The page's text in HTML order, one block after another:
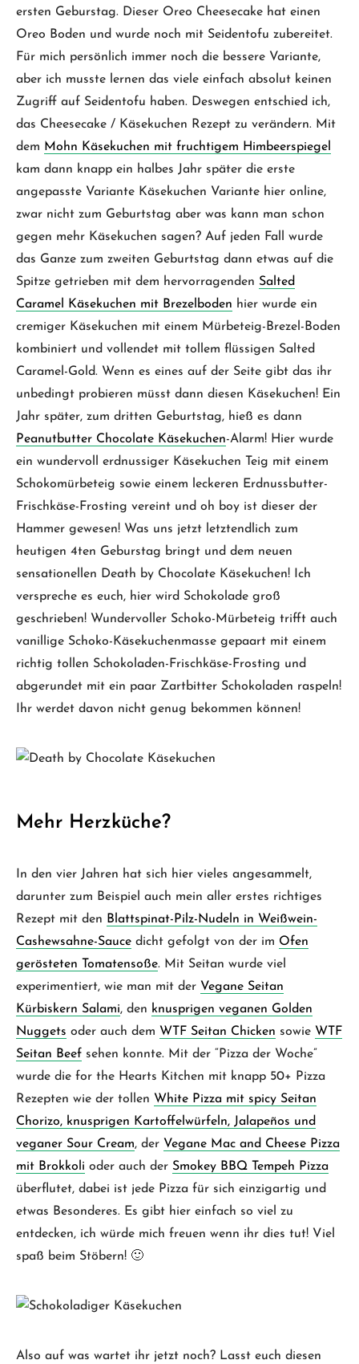
ersten Geburstag. Dieser Oreo Cheesecake hat einen
Oreo Boden und wurde noch mit Seidentofu zubereitet.
Für mich persönlich immer noch die bessere Variante,
aber ich musste lernen das viele einfach absolut keinen
Zugriff auf Seidentofu haben. Deswegen entschied ich,
das Cheesecake / Käsekuchen Rezept zu verändern. Mit
dem Mohn Käsekuchen mit fruchtigem Himbeerspiegel
kam dann knapp ein halbes Jahr später die erste
angepasste Variante Käsekuchen Variante hier online,
zwar nicht zum Geburtstag aber was kann man schon
gegen mehr Käsekuchen sagen? Auf jeden Fall wurde
das Ganze zum zweiten Geburtstag dann etwas auf die
Spitze getrieben mit dem hervorragenden Salted
Caramel Käsekuchen mit Brezelboden hier wurde ein
cremiger Käsekuchen mit einem Mürbeteig-Brezel-Boden
kombiniert und vollendet mit tollem flüssigen Salted
Caramel-Gold. Wenn es eines auf der Seite gibt das ihr
unbedingt probieren müsst dann diesen Käsekuchen! Ein
Jahr später, zum dritten Geburtstag, hieß es dann
Peanutbutter Chocolate Käsekuchen-Alarm! Hier wurde
ein wundervoll erdnussiger Käsekuchen Teig mit einem
Schokomürbeteig sowie einem leckeren Erdnussbutter-
Frischkäse-Frosting vereint und oh boy ist dieser der
Hammer gewesen! Was uns jetzt letztendlich zum
heutigen 4ten Geburstag bringt und dem neuen
sensationellen Death by Chocolate Käsekuchen! Ich
verspreche es euch, hier wird Schokolade groß
geschrieben! Wundervoller Schoko-Mürbeteig trifft auch
vanillige Schoko-Käsekuchenmasse gepaart mit einem
richtig tollen Schokoladen-Frischkäse-Frosting und
abgerundet mit ein paar Zartbitter Schokoladen raspeln!
Ihr werdet davon nicht genug bekommen können!
Mehr Herzküche?
In den vier Jahren hat sich hier vieles angesammelt,
darunter zum Beispiel auch mein aller erstes richtiges
Rezept mit den Blattspinat-Pilz-Nudeln in Weißwein-
Cashewsahne-Sauce dicht gefolgt von der im Ofen
gerösteten Tomatensoße. Mit Seitan wurde viel
experimentiert, wie man mit der Vegane Seitan
Kürbiskern Salami, den knusprigen veganen Golden
Nuggets oder auch dem WTF Seitan Chicken sowie WTF
Seitan Beef sehen konnte. Mit der “Pizza der Woche”
wurde die for the Hearts Kitchen mit knapp 50+ Pizza
Rezepten wie der tollen White Pizza mit spicy Seitan
Chorizo, knusprigen Kartoffelwürfeln, Jalapeños und
veganer Sour Cream, der Vegane Mac and Cheese Pizza
mit Brokkoli oder auch der Smokey BBQ Tempeh Pizza
überflutet, dabei ist jede Pizza für sich einzigartig und
etwas Besonderes. Es gibt hier einfach so viel zu
entdecken, ich würde mich freuen wenn ihr dies tut! Viel
spaß beim Stöbern! 🙂
Also auf was wartet ihr jetzt noch? Lasst euch diesen